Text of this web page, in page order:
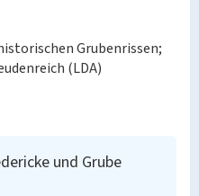
Grubenrissen;
(LDA)
und Grube